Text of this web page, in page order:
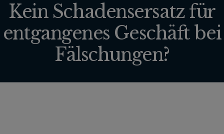
Kein Schadensersatz für
entgangenes Geschäft bei
Fälschungen?